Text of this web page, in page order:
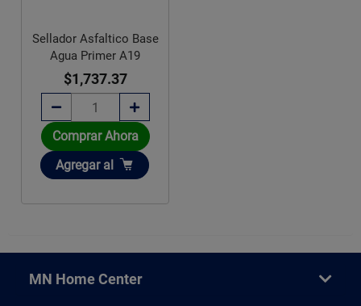
Sellador Asfaltico Base
Agua Primer A19
$1,737.37
Comprar Ahora
Añadir
Agregar al
MN Home Center